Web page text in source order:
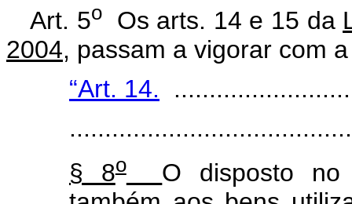
Art. 5oOs arts. 14 e 15 da
2004, passam a vigorar com
“Art. 14.
§ 8o
O disposto no